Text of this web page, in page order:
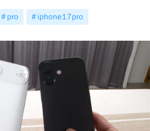
pro iphone17pro